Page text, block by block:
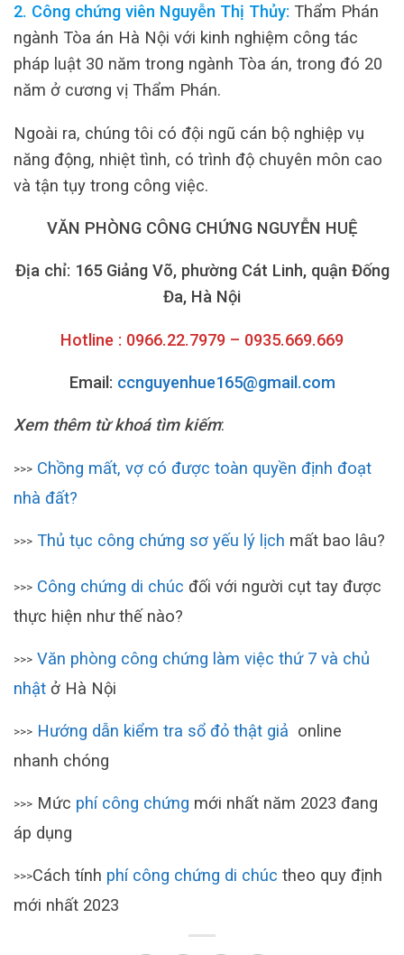
2. Công chứng viên Nguyễn Thị Thủy: Thẩm Phán
ngành Tòa án Hà Nội với kinh nghiệm công tác
pháp luật 30 năm trong ngành Tòa án, trong đó 20
năm ở cương vị Thẩm Phán.
Ngoài ra, chúng tôi có đội ngũ cán bộ nghiệp vụ
năng động, nhiệt tình, có trình độ chuyên môn cao
và tận tụy trong công việc.
VĂN PHÒNG CÔNG CHỨNG NGUYỄN HUỆ
Địa chỉ: 165 Giảng Võ, phường Cát Linh, quận Đống
Đa, Hà Nội
Hotline : 0966.22.7979 – 0935.669.669
Email: ccnguyenhue165@gmail.com
Xem thêm từ khoá tìm kiếm:
>>> Chồng mất, vợ có được toàn quyền định đoạt
nhà đất?
>>> Thủ tục công chứng sơ yếu lý lịch mất bao lâu?
>>> Công chứng di chúc đối với người cụt tay được
thực hiện như thế nào?
>>> Văn phòng công chứng làm việc thứ 7 và chủ
nhật ở Hà Nội
>>> Hướng dẫn kiểm tra sổ đỏ thật giả online
nhanh chóng
>>> Mức phí công chứng mới nhất năm 2023 đang
áp dụng
>>>Cách tính phí công chứng di chúc theo quy định
mới nhất 2023